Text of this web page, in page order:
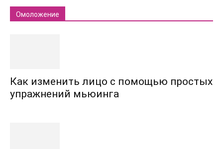
Омоложение
Как изменить лицо с помощью простых
упражнений мьюинга